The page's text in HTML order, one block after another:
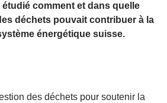
comment et dans quelle
déchets pouvait contribuer à la
énergétique suisse.
des déchets pour soutenir la